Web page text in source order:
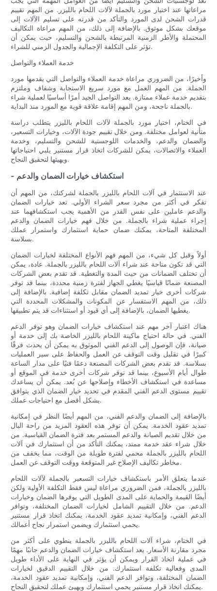
مراعاتها عند اختيار مورد بالجملة لآلات اللحام بالليزر. من المهم تقييم
قدرات الشحن لدى المورد والتأكد من قدرته على تسليم الآلات إلى
موقعك بشكل موثوق. بالإضافة إلى ذلك، من المهم مراعاة التكاليف
المحتملة والأطر الزمنية المرتبطة بالشحن والتسليم، حيث يمكن أن
تؤثر على التكلفة الإجمالية والجدول الزمني للشراء.
خدمة العملاء والتواصل
وأخيرًا، من الضروري مراعاة خدمة العملاء والتواصل التي يقدمها مورد
الجملة. من المهم العمل مع مورد سريع الاستجابة وشفاف وملتزم
بتقديم خدمة عملاء ممتازة. يعد التواصل الجيد أمرًا أساسيًا لعملية شراء
بالجملة ناجحة، ومن المهم إقامة علاقة قوية مع المورد منذ البداية.
في الختام، اختيار مورد بالجملة لآلات اللحام بالليزر يتطلب دراسة
متأنية لعوامل مختلفة. ومن خلال تقييم جودة الآلات، وخيارات التسعير،
والضمان والدعم، والخدمات اللوجستية للشحن والتسليم، وخدمة
العملاء والاتصالات، يمكن للشركات اتخاذ قرار مستنير يلبي احتياجاتها
ويهيئها لتحقيق النجاح.
- استكشاف خيارات الضمان والدعم
عند الاستثمار في آلات اللحام بالليزر بالجملة لشركتك، من المهم أن
تفكر في أكثر من مجرد سعر الشراء الأولي. تعد خيارات الضمان
والدعم عاملين على نفس القدر من الأهمية يجب استكشافهما عند
إجراء عملية شراء بالجملة. من خلال فهم خيارات الضمان والدعم
المختلفة المتاحة، يمكنك ضمان حماية استثمارك واستمرار عملك
بسلاسة.
أولاً وقبل كل شيء، من المهم فهم الأنواع المختلفة لخيارات الضمان
التي قد تكون متاحة عند شراء آلات اللحام بالليزر بالجملة. عادة، يمكن
أن تختلف الضمانات من حيث المدة والتغطية. قد تقدم بعض الشركات
المصنعة ضمانًا قياسيًا يغطي الجهاز لفترة زمنية محددة، بينما قد توفر
شركات أخرى خيار تمديد الضمان مقابل تكلفة إضافية. بالإضافة إلى
ذلك، من المهم الاستفسار عن المكونات والمشكلات المحددة التي
يغطيها الضمان، بالإضافة إلى أي قيود أو استثناءات قد يتم تطبيقها.
هناك اعتبار آخر مهم عند استكشاف خيارات الضمان وهو توفر الدعم
الفني. في حالة احتياج ماكينة اللحام بالليزر الخاصة بك إلى خدمة أو
صيانة، فإن الوصول إلى الدعم الفني الموثوق به يمكن أن يحدث فرقًا
كبيرًا في تقليل وقت التوقف عن العمل والحفاظ على سير العمليات
بسلاسة. قد تقدم بعض الشركات المصنعة دعمًا فنيًا على مدار الساعة
طوال أيام الأسبوع، بينما قد توفر شركات أخرى خدمة في الموقع أو
مساعدة في استكشاف الأخطاء وإصلاحها عن بُعد. يمكن أن يساعدك
تقييم مستوى الدعم الفني المقدم في تحديد خيار الضمان الذي يتوافق
بشكل أفضل مع احتياجات عملك.
بالإضافة إلى الضمان والدعم الفني، من المهم أيضًا النظر في إمكانية
تمديد عقود الخدمة. يمكن أن توفر هذه العقود المزيد من راحة البال
من خلال تقديم الصيانة والدعم المستمر بعد فترة الضمان القياسية. من
خلال شراء عقد خدمة ممتد، يمكنك التأكد من أن استثمارك في آلات
اللحام بالليزر بالجملة محمي لفترة طويلة من الوقت، مما يخفف من
مخاطر تكاليف الإصلاح غير المتوقعة ووقت التوقف عن العمل.
عندما يتعلق الأمر باستكشاف خيارات التسعير بالجملة لآلات اللحام
بالليزر بالجملة، فمن الضروري مراعاة ليس فقط التكلفة الأولية ولكن
أيضًا القيمة والحماية على المدى الطويل التي يوفرها الضمان وخيارات
الدعم. من خلال التقييم الشامل لخيارات الضمان المختلفة، وتوافر
الدعم الفني، وإمكانية تمديد عقود الخدمة، يمكنك اتخاذ قرار مستنير
يحمي استثمارك ويضمن استمرار نجاح أعمالك.
في الختام، شراء آلات اللحام بالليزر بالجملة ينطوي على أكثر من
مجرد مقارنة الأسعار. يعد استكشاف خيارات الضمان والدعم جانبًا مهمًا
في عملية اتخاذ القرار ويمكن أن يؤثر في النهاية على الأداء طويل
المدى وفعالية تكلفة استثمارك. من خلال التقييم الدقيق لخيارات
الضمان المختلفة، وتوافر الدعم الفني، وإمكانية تمديد عقود الخدمة،
يمكنك اتخاذ قرار مستنير يحمي استثمارك ويهيئ عملك لتحقيق النجاح.